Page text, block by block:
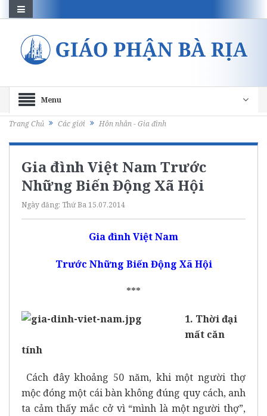
Menu
Trang Chủ Các giới Hôn nhân - Gia đình
Gia đình Việt Nam Trước
Những Biến Động Xã Hội
Ngày đăng: Thứ Ba 15.07.2014
Gia đình Việt Nam
Trước Những Biến Động Xã Hội
***
1. Thời đại
mất căn
tính
Cách đây khoảng 50 năm, khi một người thợ
mộc đóng một cái bàn không đúng quy cách, anh
ta cảm thấy mắc cở vì “mình là một người thợ”,